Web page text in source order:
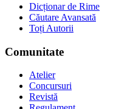
Dicționar de Rime
Căutare Avansată
Toți Autorii
Comunitate
Atelier
Concursuri
Revistă